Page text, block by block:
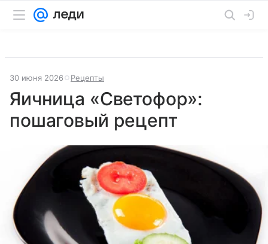
30 июня 2026 Рецепты
Яичница «Светофор»:
пошаговый рецепт